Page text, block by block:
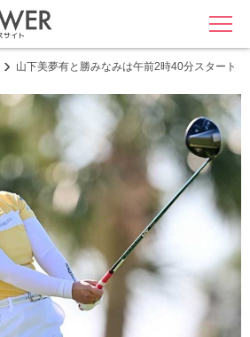
MENU
山下美夢有と勝みなみは午前2時40分スター